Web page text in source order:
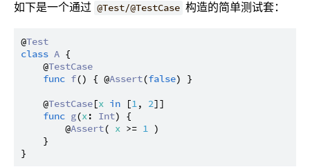
如下是一个通过 @Test/@TestCase 构造的简单测试套：
@Test
class A {
    @
TestCase
func f() { @Assert(false) }
    @
TestCase[x in [1, 2]]
func g(x: Int) {
        @
Assert( x >= 1 )
    }